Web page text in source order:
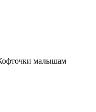
малышам